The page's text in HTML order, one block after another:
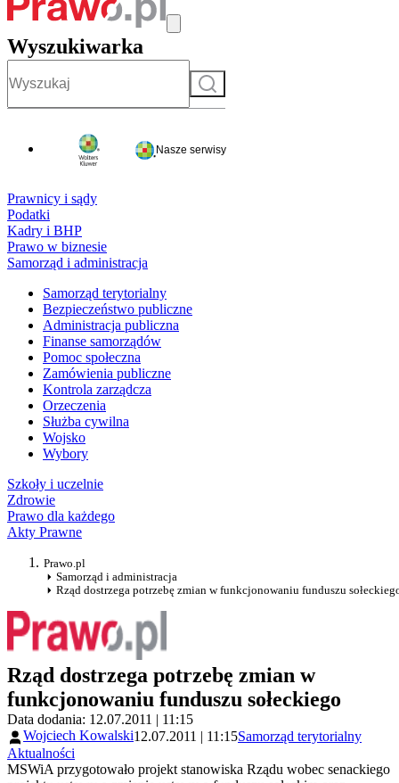
Wyszukiwarka
Szukaj
Nasze serwisy
Prawnicy i sądy
Podatki
Kadry i BHP
Prawo w biznesie
Samorząd i administracja
Samorząd terytorialny
Bezpieczeństwo publiczne
Administracja publiczna
Finanse samorządów
Pomoc społeczna
Zamówienia publiczne
Kontrola zarządcza
Orzeczenia
Służba cywilna
Wojsko
Wybory
Szkoły i uczelnie
Zdrowie
Prawo dla każdego
Akty Prawne
Prawo.pl
Samorząd i administracja
Rząd dostrzega potrzebę zmian w funkcjonowaniu funduszu
Rząd dostrzega potrzebę zmian w
funkcjonowaniu funduszu sołeckiego
Data dodania: 12.07.2011 | 11:15
Wojciech Kowalski12.07.2011 | 11:15Samorząd terytorialny
Aktualności
MSWiA przygotowało projekt stanowiska Rządu wobec senackiego